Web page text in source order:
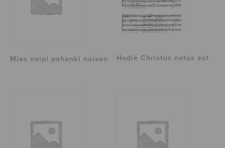
Mies naipi pahanki naisen Hodie Christus natus est